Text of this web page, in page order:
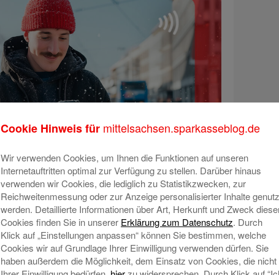
Cookie Hinweis für mittelsachsen.sparkasseblog.de
Wir verwenden Cookies, um Ihnen die Funktionen auf unseren
Internetauftritten optimal zur Verfügung zu stellen. Darüber hinaus
verwenden wir Cookies, die lediglich zu Statistikzwecken, zur
Reichweitenmessung oder zur Anzeige personalisierter Inhalte
werden. Detaillierte Informationen über Art, Herkunft und Zweck
Cookies finden Sie in unserer Erklärung zum Datenschutz. Durch
Klick auf „Einstellungen anpassen“ können Sie bestimmen, welche
Cookies wir auf Grundlage Ihrer Einwilligung verwenden dürfen. Sie
haben außerdem die Möglichkeit, dem Einsatz von Cookies, die nicht